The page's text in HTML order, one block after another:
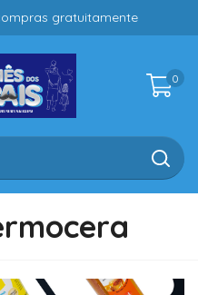
gratuitamente
0